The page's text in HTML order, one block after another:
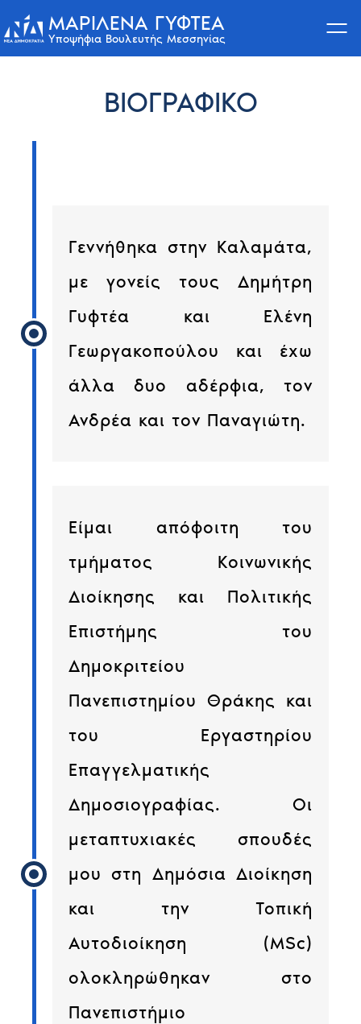
ΜΑΡΙΛΈΝΑ ΓΥΦΤΈΑ
Υποψήφια Βουλευτής Μεσσηνίας
ΒΙΟΓΡΑΦΙΚΌ
Γεννήθηκα στην Καλαμάτα,
με γονείς τους Δημήτρη
Γυφτέα και Ελένη
Γεωργακοπούλου και έχω
άλλα δυο αδέρφια, τον
Ανδρέα και τον Παναγιώτη.
Είμαι απόφοιτη του
τμήματος Κοινωνικής
Διοίκησης και Πολιτικής
Επιστήμης του
Δημοκριτείου
Πανεπιστημίου Θράκης και
του Εργαστηρίου
Επαγγελματικής
Δημοσιογραφίας. Οι
μεταπτυχιακές σπουδές
μου στη Δημόσια Διοίκηση
και την Τοπική
Αυτοδιοίκηση (MSc)
ολοκληρώθηκαν στο
Πανεπιστήμιο